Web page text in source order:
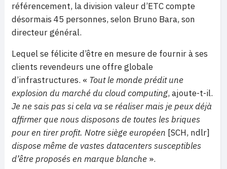
référencement, la division valeur d’ETC compte
désormais 45 personnes, selon Bruno Bara, son
directeur général.
Lequel se félicite d’être en mesure de fournir à ses
clients revendeurs une offre globale
d’infrastructures. « Tout le monde prédit une
explosion du marché du cloud computing, ajoute-t-il.
Je ne sais pas si cela va se réaliser mais je peux déjà
affirmer que nous disposons de toutes les briques
pour en tirer profit. Notre siège européen [SCH, ndlr]
dispose même de vastes datacenters susceptibles
d’être proposés en marque blanche ».